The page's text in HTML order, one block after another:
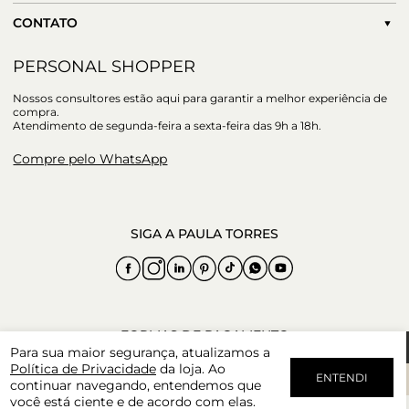
Para sua maior segurança, atualizamos a
Política de Privacidade da loja. Ao
continuar navegando, entendemos que
você está ciente e de acordo com elas.
ENTENDI
CONTATO
PERSONAL SHOPPER
Nossos consultores estão aqui para garantir a melhor experiência de
compra.
Atendimento de segunda-feira a sexta-feira das 9h a 18h.
Compre pelo WhatsApp